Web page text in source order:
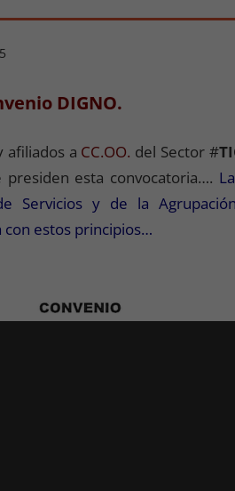
DIGNO.
afiliados a CC.OO. del Sector #
presiden esta convocatoria….
Servicios y de la
con estos principios…